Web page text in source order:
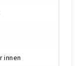
innen